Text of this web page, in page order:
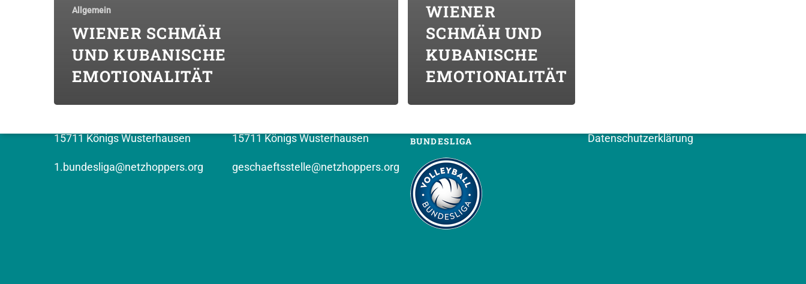
Allgemein
WIENER SCHMÄH
UND KUBANISCHE
EMOTIONALITÄT
WIENER
SCHMÄH UND
KUBANISCHE
EMOTIONALITÄT
KONTAKT (BUNDESLIGA)
15711 Königs Wusterhausen
1.bundesliga@netzhoppers.org
15711 Königs Wusterhausen
geschaeftsstelle@netzhoppers.org
FOLGT UNS
BUNDESLIGA
Datenschutzerklärung